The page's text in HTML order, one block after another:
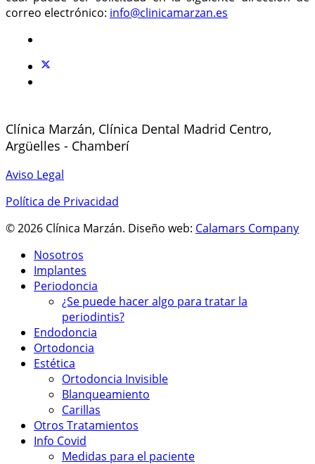
correo electrónico: info@clinicamarzan.es
Clínica Marzán, Clínica Dental Madrid Centro,
Argüelles - Chamberí
Aviso Legal
Política de Privacidad
© 2026 Clínica Marzán. Diseño web: Calamars Company
Nosotros
Implantes
Periodoncia
¿Se puede hacer algo para tratar la
periodintis?
Endodoncia
Ortodoncia
Estética
Ortodoncia Invisible
Blanqueamiento
Carillas
Otros Tratamientos
Info Covid
Medidas para el paciente